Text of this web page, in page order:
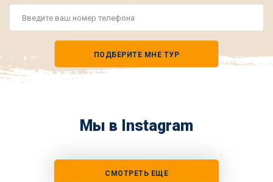
ПОДБЕРИТЕ МНЕ ТУР
Мы в Instagram
СМОТРЕТЬ ЕЩЕ